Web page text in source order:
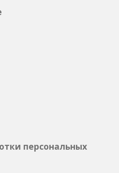
персональных